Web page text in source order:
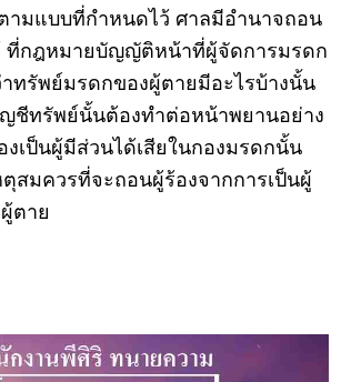
ามแบบที่กำหนดไว้ ศาลมีอำนาจถอน
ที่กฎหมายบัญญัติหน้าที่ผู้จัดการมรดก
าทรัพย์มรดกของผู้ตายมีอะไรบ้างนั้น
ญชีทรัพย์นั้นต้องทำต่อหน้าพยานอย่าง
เป็นผู้มีส่วนได้เสียในกองมรดกนั้น
สมควรที่จะถอนผู้ร้องจากการเป็นผู้
ตาย